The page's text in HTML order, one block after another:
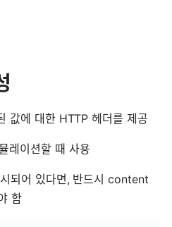
값에 대한 HTTP 헤더를 제공
레이션할 때 사용
되어 있다면, 반드시 content
함